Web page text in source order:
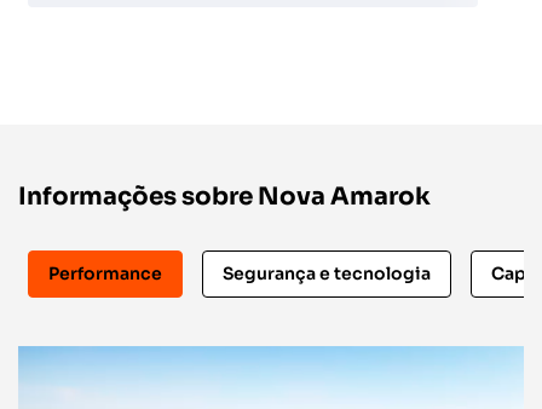
Informações sobre Nova Amarok
Performance Segurança e tecnologia